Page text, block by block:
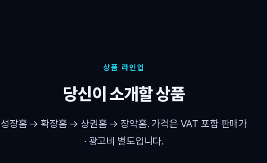
상품 라인업
당신이 소개할 상품
성장홈 → 확장홈 → 상권홈 → 장악홈. 가격은 VAT 포함 판매가
· 광고비 별도입니다.